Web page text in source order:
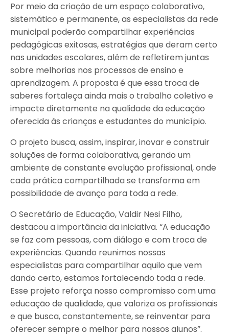
Por meio da criação de um espaço colaborativo,
sistemático e permanente, as especialistas da rede
municipal poderão compartilhar experiências
pedagógicas exitosas, estratégias que deram certo
nas unidades escolares, além de refletirem juntas
sobre melhorias nos processos de ensino e
aprendizagem. A proposta é que essa troca de
saberes fortaleça ainda mais o trabalho coletivo e
impacte diretamente na qualidade da educação
oferecida às crianças e estudantes do município.
O projeto busca, assim, inspirar, inovar e construir
soluções de forma colaborativa, gerando um
ambiente de constante evolução profissional, onde
cada prática compartilhada se transforma em
possibilidade de avanço para toda a rede.
O Secretário de Educação, Valdir Nesi Filho,
destacou a importância da iniciativa. “A educação
se faz com pessoas, com diálogo e com troca de
experiências. Quando reunimos nossas
especialistas para compartilhar aquilo que vem
dando certo, estamos fortalecendo toda a rede.
Esse projeto reforça nosso compromisso com uma
educação de qualidade, que valoriza os profissionais
e que busca, constantemente, se reinventar para
oferecer sempre o melhor para nossos alunos”.